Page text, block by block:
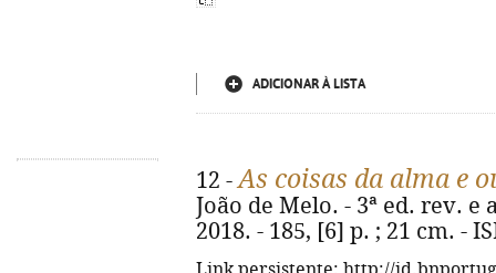
ADICIONAR À LISTA
12 -As coisas da alma e
João de Melo. - 3ª ed. rev.
2018. - 185, [6] p. ; 21 cm. -